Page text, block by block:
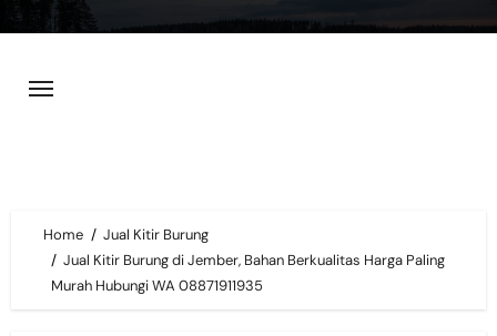
content
Home
Jual Kitir Burung
Jual Kitir Burung di Jember, Bahan Berkualitas Harga Paling
Murah Hubungi WA 08871911935